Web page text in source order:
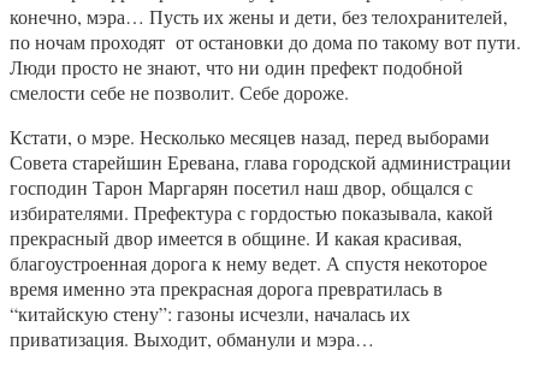
конечно, мэра… Пусть их жены и дети, без телохранителей,
по ночам проходят от остановки до дома по такому вот пути.
Люди просто не знают, что ни один префект подобной
смелости себе не позволит. Себе дороже.
Кстати, о мэре. Несколько месяцев назад, перед выборами
Совета старейшин Еревана, глава городской администрации
господин Тарон Маргарян посетил наш двор, общался с
избирателями. Префектура с гордостью показывала, какой
прекрасный двор имеется в общине. И какая красивая,
благоустроенная дорога к нему ведет. А спустя некоторое
время именно эта прекрасная дорога превратилась в
“китайскую стену”: газоны исчезли, началась их
приватизация. Выходит, обманули и мэра…